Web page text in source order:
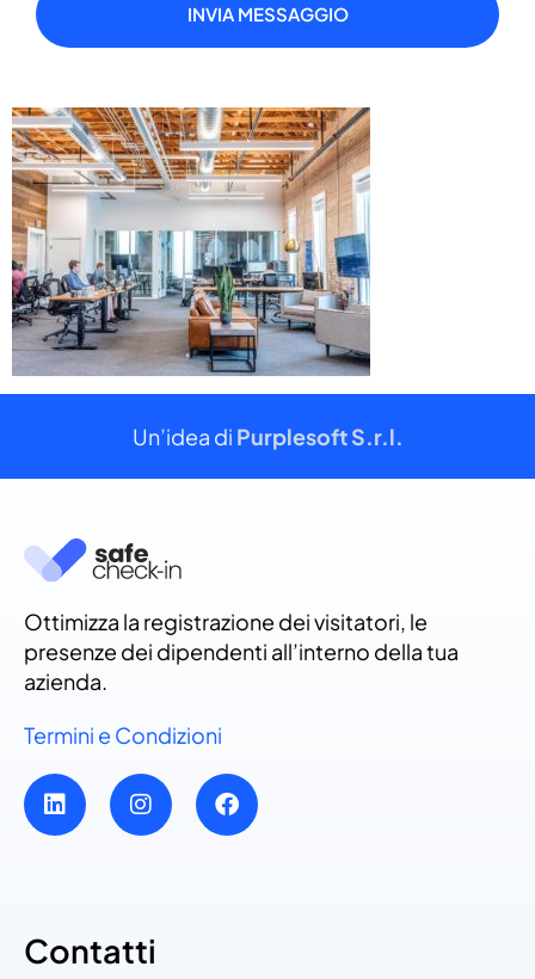
INVIA MESSAGGIO
Un’idea di Purplesoft S.r.l.
Ottimizza la registrazione dei visitatori, le
presenze dei dipendenti all’interno della tua
azienda.
Termini e Condizioni
Contatti